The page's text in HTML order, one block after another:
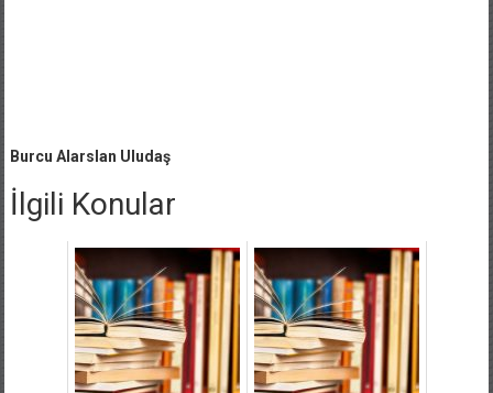
Burcu Alarslan Uludaş
İlgili Konular